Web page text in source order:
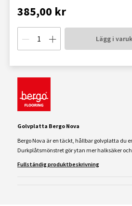
385,00 kr
Lägg i
Golvplatta Bergo Nova
Bergo Nova är en täckt, hållbar golvplatta du
Durkplåtsmönstret gör ytan mer halksäker
Fullständig produktbeskrivning